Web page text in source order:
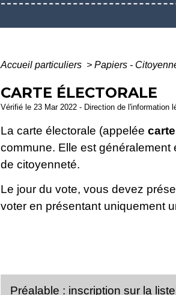
Accueil particuliers > Papiers -
CARTE ÉLECTORALE
Vérifié le 23 Mar 2022 - Direction de l'information
La carte électorale (appelée
commune. Elle est
de citoyenneté.
Le jour du vote, vous devez
voter en présentant uniquement
Préalable : inscription sur la